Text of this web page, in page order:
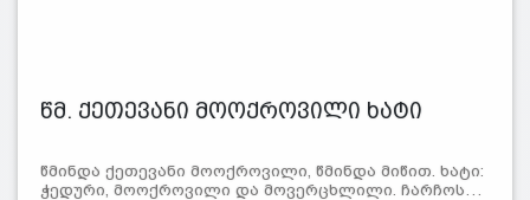
წმ. ქეთევანი მოოქროვილი ხატი
წმინდა ქეთევანი მოოქროვილი, წმინდა მიწით. ხატი:
ჭედური, მოოქროვილი და მოვერცხლილი. ჩარჩოს…